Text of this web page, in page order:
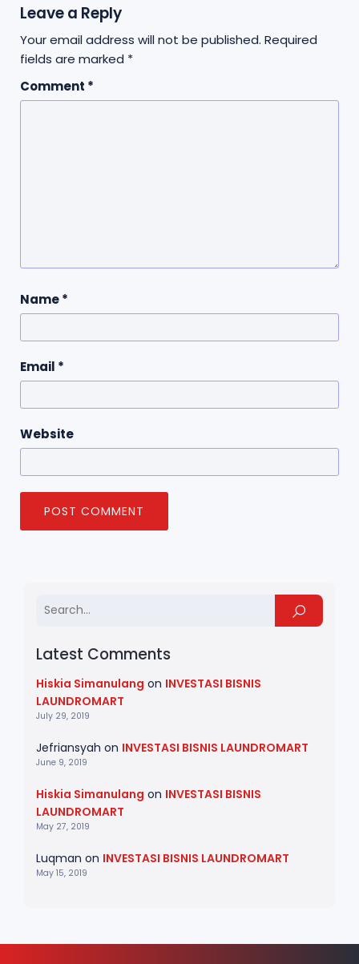
Latest Comments
Hiskia Simanulang on INVESTASI BISNIS
LAUNDROMART
July 29, 2019
Jefriansyah on INVESTASI BISNIS LAUNDROMART
June 9, 2019
Hiskia Simanulang on INVESTASI BISNIS
LAUNDROMART
May 27, 2019
Luqman on INVESTASI BISNIS LAUNDROMART
May 15, 2019
Leave a Reply
Your email address will not be published. Required
fields are marked *
Comment *
Name*
Email *
Website